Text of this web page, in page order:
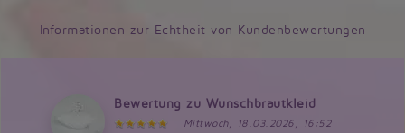
Informationen zur Echtheit von Kundenbewertungen
Bewertung zu Wunschbrautkleid
Mittwoch, 18.03.2026, 16:52